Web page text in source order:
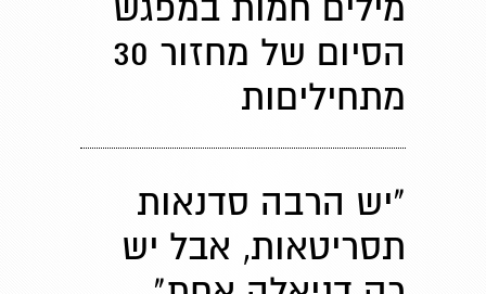
מילים חמות במפגש
הסיום של מחזור 30
מתחיליםות
"יש הרבה סדנאות
תסריטאות, אבל יש